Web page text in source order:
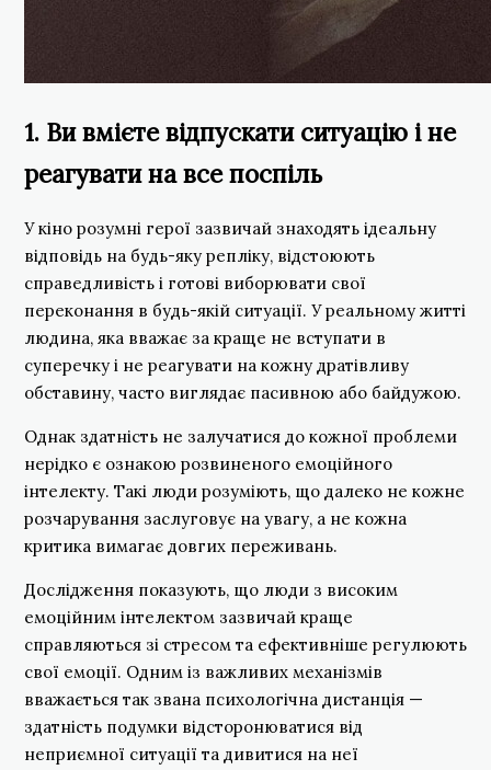
1. Ви вмієте відпускати ситуацію і не
реагувати на все поспіль
У кіно розумні герої зазвичай знаходять ідеальну
відповідь на будь-яку репліку, відстоюють
справедливість і готові виборювати свої
переконання в будь-якій ситуації. У реальному житті
людина, яка вважає за краще не вступати в
суперечку і не реагувати на кожну дратівливу
обставину, часто виглядає пасивною або байдужою.
Однак здатність не залучатися до кожної проблеми
нерідко є ознакою розвиненого емоційного
інтелекту. Такі люди розуміють, що далеко не кожне
розчарування заслуговує на увагу, а не кожна
критика вимагає довгих переживань.
Дослідження показують, що люди з високим
емоційним інтелектом зазвичай краще
справляються зі стресом та ефективніше регулюють
свої емоції. Одним із важливих механізмів
вважається так звана психологічна дистанція —
здатність подумки відсторонюватися від
неприємної ситуації та дивитися на неї